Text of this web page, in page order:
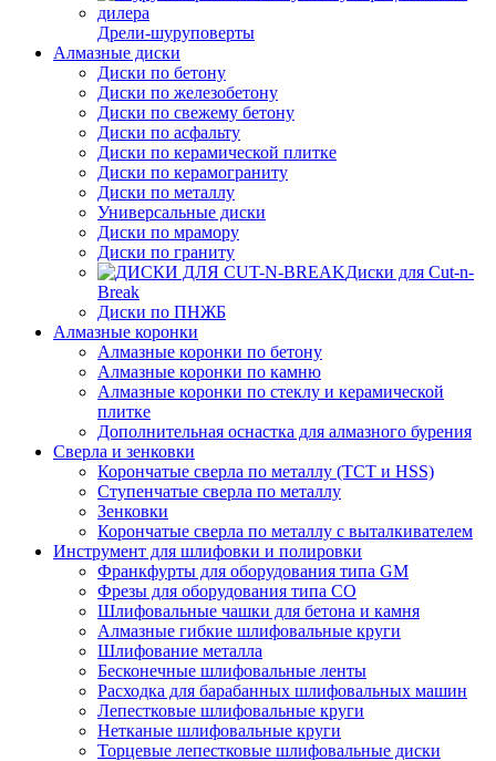
Дрели-шуруповерты
Алмазные диски
Диски по бетону
Диски по железобетону
Диски по свежему бетону
Диски по асфальту
Диски по керамической плитке
Диски по керамограниту
Диски по металлу
Универсальные диски
Диски по мрамору
Диски по граниту
Диски для Cut-n-
Break
Диски по ПНЖБ
Алмазные коронки
Алмазные коронки по бетону
Алмазные коронки по камню
Алмазные коронки по стеклу и керамической
плитке
Дополнительная оснастка для алмазного бурения
Сверла и зенковки
Корончатые сверла по металлу (TCT и HSS)
Ступенчатые сверла по металлу
Зенковки
Корончатые сверла по металлу c выталкивателем
Инструмент для шлифовки и полировки
Франкфурты для оборудования типа GM
Фрезы для оборудования типа СО
Шлифовальные чашки для бетона и камня
Алмазные гибкие шлифовальные круги
Шлифование металла
Бесконечные шлифовальные ленты
Расходка для барабанных шлифовальных машин
Лепестковые шлифовальные круги
Нетканые шлифовальные круги
Торцевые лепестковые шлифовальные диски